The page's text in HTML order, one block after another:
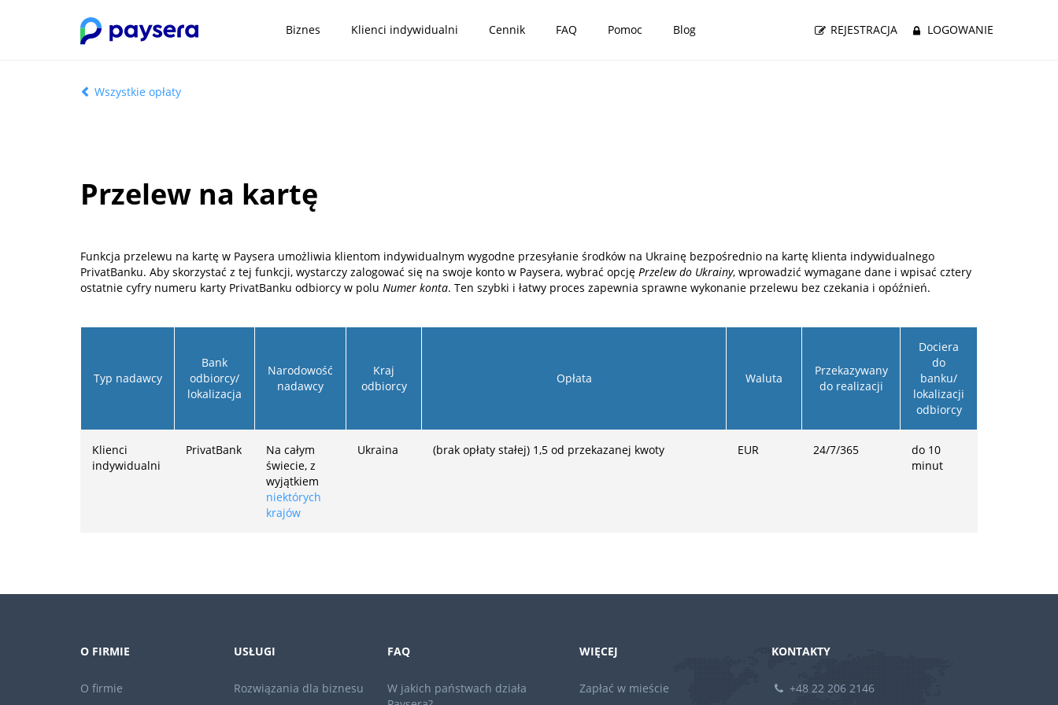
Biznes Klienci indywidualni Cennik FAQ Pomoc Blog REJESTRACJA LOGOWANIE
Wszystkie opłaty
Przelew na kartę
Funkcja przelewu na kartę w Paysera umożliwia klientom indywidualnym wygodne przesyłanie środków na Ukrainę bezpośrednio na kartę klienta indywidualnego
PrivatBanku. Aby skorzystać z tej funkcji, wystarczy zalogować się na swoje konto w Paysera, wybrać opcję Przelew do Ukrainy, wprowadzić wymagane dane i wpisać cztery
ostatnie cyfry numeru karty PrivatBanku odbiorcy w polu Numer konta. Ten szybki i łatwy proces zapewnia sprawne wykonanie przelewu bez czekania i opóźnień.
Typ nadawcy
Bank
odbiorcy/
lokalizacja
Narodowość
nadawcy
Kraj
odbiorcy
Opłata Waluta
Przekazywany
do realizacji
Dociera
do
banku/
lokalizacji
odbiorcy
Klienci
indywidualni
PrivatBank
Na całym
świecie, z
wyjątkiem
niektórych
krajów
Ukraina (brak opłaty stałej) 1,5 od przekazanej kwoty EUR 24/7/365
do 10
minut
O FIRMIE
O firmie
USŁUGI
Rozwiązania dla biznesu
FAQ
W jakich państwach działa
WIĘCEJ
Zapłać w mieście
KONTAKTY
+48 22 206 2146